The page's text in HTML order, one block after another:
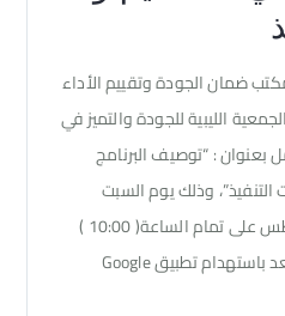
ضمان الجودة وتقييم الأداء
الليبية للجودة والتميز في
بعنوان : “توصيف البرنامج
وذلك يوم السبت
المقبل الموافق ( 22) اغسطس على تمام الساعة( 10:00 )
صباحا وستعقد الورشة عن بُعد باستهدام تطبيق Google